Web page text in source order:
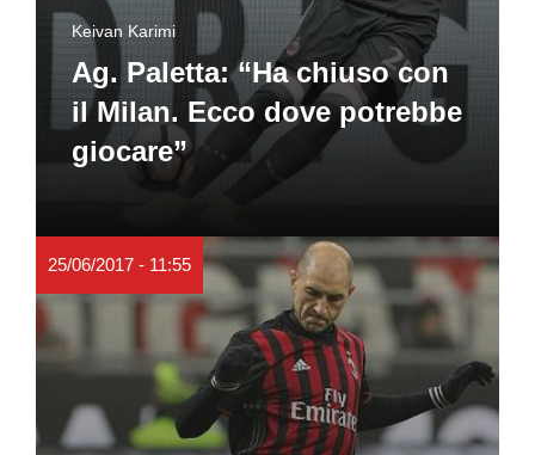
Keivan Karimi
Ag. Paletta: “Ha chiuso con
il Milan. Ecco dove potrebbe
giocare”
25/06/2017 - 11:55